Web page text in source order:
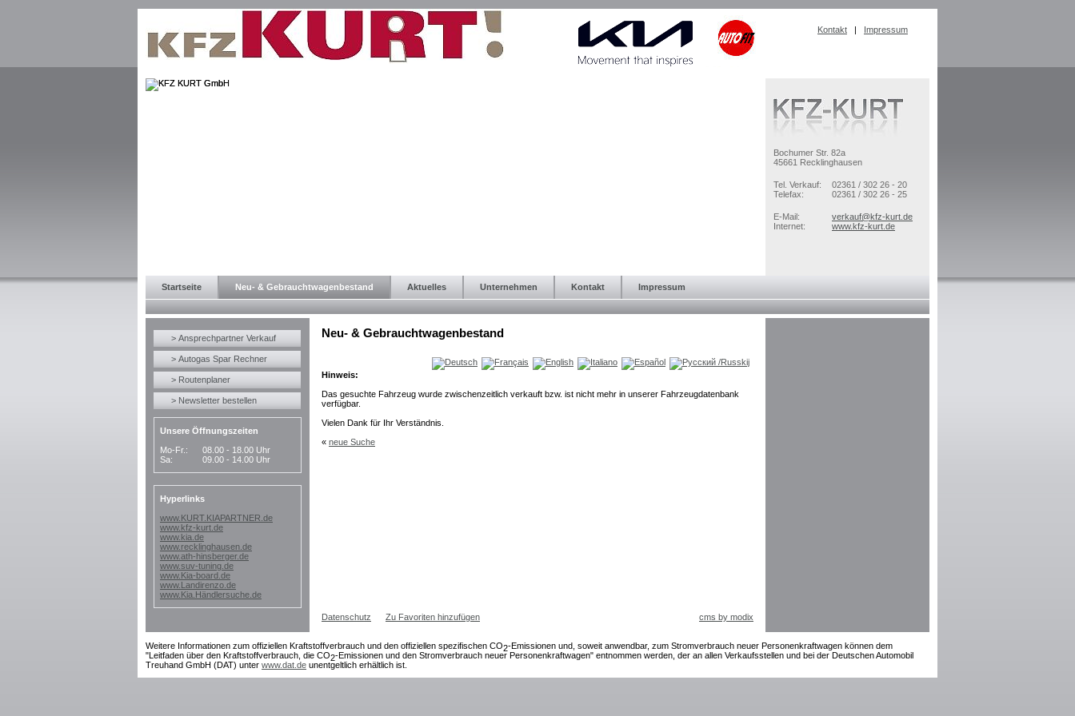
Kontakt | Impressum
Bochumer Str. 82a
45661 Recklinghausen
Tel. Verkauf:
02361 / 302 26 - 20
Telefax:
02361 / 302 26 - 25
E-Mail:
verkauf@kfz-kurt.de
Internet:
www.kfz-kurt.de
Startseite Neu- & Gebrauchtwagenbestand Aktuelles Unternehmen Kontakt Impressum
> Ansprechpartner Verkauf
> Autogas Spar Rechner
> Routenplaner
> Newsletter bestellen
Unsere Öffnungszeiten
Mo-Fr.:
08.00 - 18.00 Uhr
Sa:
09.00 - 14.00 Uhr
Hyperlinks
www.KURT.KIAPARTNER.de
www.kfz-kurt.de
www.kia.de
www.recklinghausen.de
www.ath-hinsberger.de
www.suv-tuning.de
www.Kia-board.de
www.Landirenzo.de
www.Kia.Händlersuche.de
Neu- & Gebrauchtwagenbestand
Hinweis:
Das gesuchte Fahrzeug wurde zwischenzeitlich verkauft bzw. ist nicht mehr in unserer Fahrzeugdatenbank
verfügbar.
Vielen Dank für Ihr Verständnis.
« neue Suche
cms by modix
Datenschutz Zu Favoriten hinzufügen
Weitere Informationen zum offiziellen Kraftstoffverbrauch und den offiziellen spezifischen CO2-Emissionen und, soweit anwendbar, zum Stromverbrauch neuer Personenkraftwagen können dem
"Leitfaden über den Kraftstoffverbrauch, die CO2-Emissionen und den Stromverbrauch neuer Personenkraftwagen" entnommen werden, der an allen Verkaufsstellen und bei der Deutschen Automobil
Treuhand GmbH (DAT) unter www.dat.de unentgeltlich erhältlich ist.